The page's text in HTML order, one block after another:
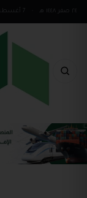
٢٤ صفر ١٤٤٨ هـ 7 أغسطس 2026